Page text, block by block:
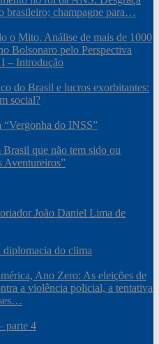
brasileiro; champagne para…
o Mito. Análise de mais de 1000
Bolsonaro pelo Perspectiva
– Introdução
do Brasil e lucros exorbitantes:
social?
“Vergonha do INSS”
que não tem sido ou
Aventureiros”
João Daniel Lima de
do clima
Ano Zero: As eleições de
a violência policial, a tentativa
parte 4